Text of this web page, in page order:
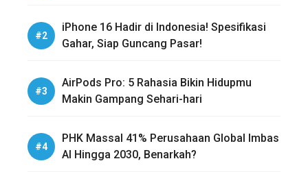
iPhone 16 Hadir di Indonesia! Spesifikasi
Gahar, Siap Guncang Pasar!
AirPods Pro: 5 Rahasia Bikin Hidupmu
Makin Gampang Sehari-hari
PHK Massal 41% Perusahaan Global Imbas
AI Hingga 2030, Benarkah?